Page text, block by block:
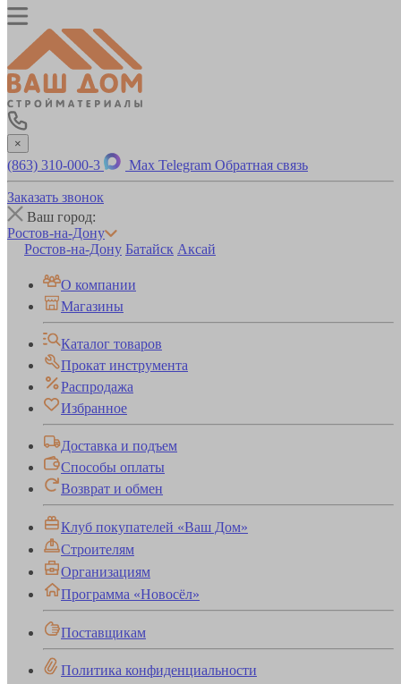
×
(863) 310-000-3 Max Telegram Обратная связь
Заказать звонок
Ваш город:
Ростов-на-Дону
Ростов-на-Дону Батайск Аксай
О компании
Магазины
Каталог товаров
Прокат инструмента
Распродажа
Избранное
Доставка и подъем
Способы оплаты
Возврат и обмен
Клуб покупателей «Ваш Дом»
Строителям
Организациям
Программа «Новосёл»
Поставщикам
Политика конфиденциальности